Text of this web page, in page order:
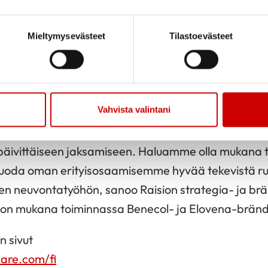
Mieltymysevästeet Tilastoevästeet
Vahvista valintani
erikoishammaslääkäri
Eva Sirén.
hammastarkastuksen yhteydessä Oralin
kolmesta suomalaisesta kolesteroliarvot
on vähäistä. Terveys- ja hyvinvointitiedon
ymmärtämään omien elämäntapa- ja
jaksamiseen. Haluamme olla mukana
oman erityisosaamisemme hyvää tekevistä
neuvontatyöhön, sanoo Raision strategia- ja
on mukana toiminnassa Benecol- ja Elovena-
sivut
fi